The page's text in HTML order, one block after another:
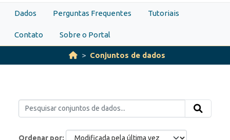
Dados Perguntas Frequentes Tutoriais
Contato Sobre o Portal
Conjuntos de dados
Ordenar por